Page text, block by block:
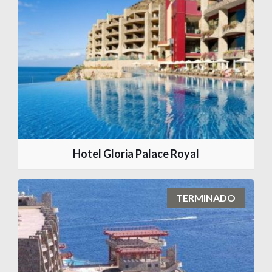
Hotel Gloria Palace Royal
TERMINADO